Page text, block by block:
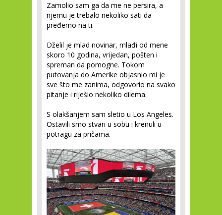
Zamolio sam ga da me ne persira, a
njemu je trebalo nekoliko sati da
pređemo na ti.
Dželil je mlad novinar, mlađi od mene
skoro 10 godina, vrijedan, pošten i
spreman da pomogne. Tokom
putovanja do Amerike objasnio mi je
sve što me zanima, odgovorio na svako
pitanje i riješio nekoliko dilema.
S olakšanjem sam sletio u Los Angeles.
Ostavili smo stvari u sobu i krenuli u
potragu za pričama.